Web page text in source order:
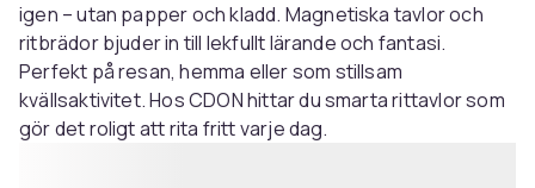
igen – utan papper och kladd. Magnetiska tavlor och
ritbrädor bjuder in till lekfullt lärande och fantasi.
Perfekt på resan, hemma eller som stillsam
kvällsaktivitet. Hos CDON hittar du smarta rittavlor som
gör det roligt att rita fritt varje dag.